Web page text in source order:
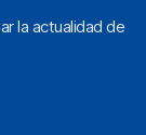
la actualidad de